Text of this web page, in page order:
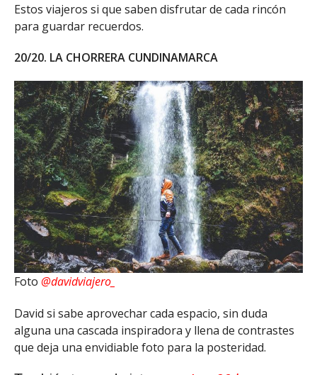
Estos viajeros si que saben disfrutar de cada rincón
para guardar recuerdos.
20/20. LA CHORRERA CUNDINAMARCA
Foto @davidviajero_
David si sabe aprovechar cada espacio, sin duda
alguna una cascada inspiradora y llena de contrastes
que deja una envidiable foto para la posteridad.